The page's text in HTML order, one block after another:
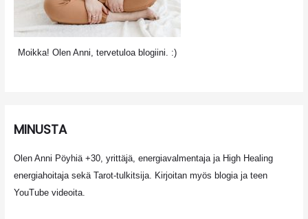
Moikka! Olen Anni, tervetuloa blogiini. :)
MINUSTA
Olen Anni Pöyhiä +30, yrittäjä, energiavalmentaja ja High Healing
energiahoitaja sekä Tarot-tulkitsija. Kirjoitan myös blogia ja teen
YouTube videoita.